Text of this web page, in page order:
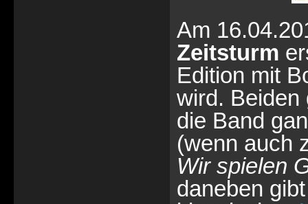
Am
Zeitsturm
Edition mit
wird. Beiden
die Band
(wenn auch
Wir spielen
daneben